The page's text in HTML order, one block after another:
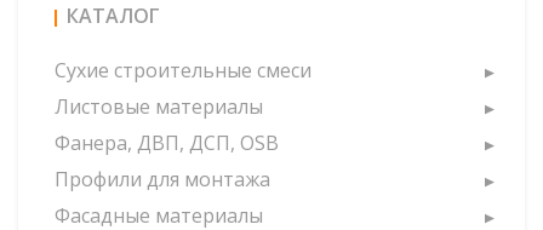
КАТАЛОГ
Сухие строительные смеси
Листовые материалы
Фанера, ДВП, ДСП, OSB
Профили для монтажа
Фасадные материалы